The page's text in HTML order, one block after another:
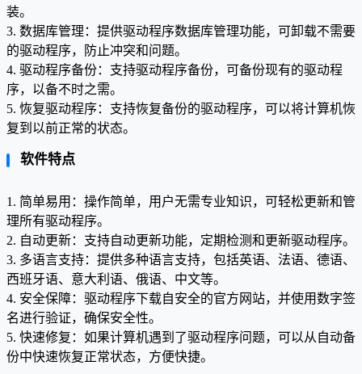
装。
3. 数据库管理：提供驱动程序数据库管理功能，可卸载不需要
的驱动程序，防止冲突和问题。
4. 驱动程序备份：支持驱动程序备份，可备份现有的驱动程
序，以备不时之需。
5. 恢复驱动程序：支持恢复备份的驱动程序，可以将计算机恢
复到以前正常的状态。
软件特点
1. 简单易用：操作简单，用户无需专业知识，可轻松更新和管
理所有驱动程序。
2. 自动更新：支持自动更新功能，定期检测和更新驱动程序。
3. 多语言支持：提供多种语言支持，包括英语、法语、德语、
西班牙语、意大利语、俄语、中文等。
4. 安全保障：驱动程序下载自安全的官方网站，并使用数字签
名进行验证，确保安全性。
5. 快速修复：如果计算机遇到了驱动程序问题，可以从自动备
份中快速恢复正常状态，方便快捷。